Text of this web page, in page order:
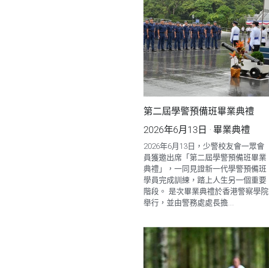
第二屆學警預備班畢業典禮
2026年6月13日 ·畢業典禮
2026年6月13日，少警校友會一眾會
員獲邀出席「第二屆學警預備班畢業
典禮」，一同見證新一代學警預備班
學員完成訓練，踏上人生另一個重要
階段。 是次畢業典禮於香港警察學院
舉行，並由警務處處長擔...